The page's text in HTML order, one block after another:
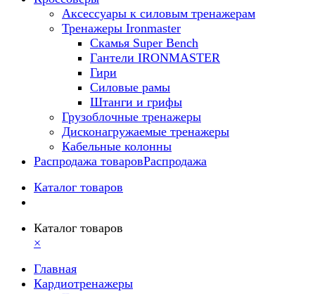
Аксессуары к силовым тренажерам
Тренажеры Ironmaster
Скамья Super Bench
Гантели IRONMASTER
Гири
Силовые рамы
Штанги и грифы
Грузоблочные тренажеры
Дисконагружаемые тренажеры
Кабельные колонны
Распродажа товаровРаспродажа
Каталог товаров
Каталог товаров
×
Главная
Кардиотренажеры